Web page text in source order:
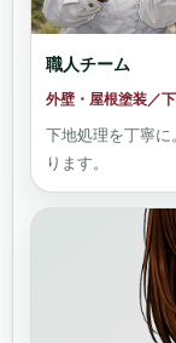
職人チーム
外壁・屋根塗装／
下地処理を丁寧
ります。